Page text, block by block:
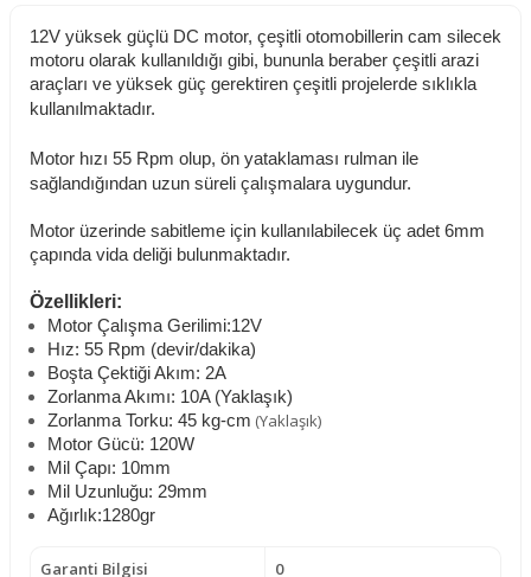
12V yüksek güçlü DC motor, çeşitli otomobillerin cam silecek
motoru olarak kullanıldığı gibi, bununla beraber çeşitli arazi
araçları ve yüksek güç gerektiren çeşitli projelerde sıklıkla
kullanılmaktadır.
Motor hızı 55 Rpm olup, ön yataklaması rulman ile
sağlandığından uzun süreli çalışmalara uygundur.
Motor üzerinde sabitleme için kullanılabilecek üç adet 6mm
çapında vida deliği bulunmaktadır.
Özellikleri:
Motor Çalışma Gerilimi:12V
Hız: 55 Rpm (devir/dakika)
Boşta Çektiği Akım: 2A
Zorlanma Akımı: 10A (Yaklaşık)
Zorlanma Torku: 45 kg-cm (Yaklaşık)
Motor Gücü: 120W
Mil Çapı: 10mm
Mil Uzunluğu: 29mm
Ağırlık:1280gr
Garanti Bilgisi 0